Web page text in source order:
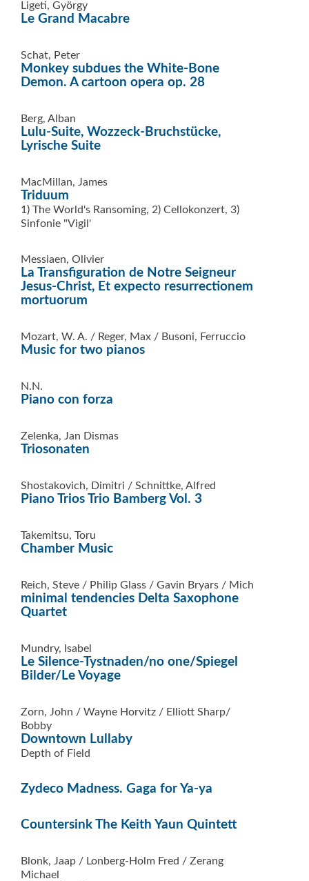
Ligeti, György
Le Grand Macabre
Schat, Peter
Monkey subdues the White-Bone
Demon. A cartoon opera op. 28
Berg, Alban
Lulu-Suite, Wozzeck-Bruchstücke,
Lyrische Suite
MacMillan, James
Triduum
1) The World's Ransoming, 2) Cellokonzert, 3)
Sinfonie "Vigil'
Messiaen, Olivier
La Transfiguration de Notre Seigneur
Jesus-Christ, Et expecto resurrectionem
mortuorum
Mozart, W. A. / Reger, Max / Busoni, Ferruccio
Music for two pianos
N.N.
Piano con forza
Zelenka, Jan Dismas
Triosonaten
Shostakovich, Dimitri / Schnittke, Alfred
Piano Trios Trio Bamberg Vol. 3
Takemitsu, Toru
Chamber Music
Reich, Steve / Philip Glass / Gavin Bryars / Mich
minimal tendencies Delta Saxophone
Quartet
Mundry, Isabel
Le Silence-Tystnaden/no one/Spiegel
Bilder/Le Voyage
Zorn, John / Wayne Horvitz / Elliott Sharp/
Bobby
Downtown Lullaby
Depth of Field
Zydeco Madness. Gaga for Ya-ya
Countersink The Keith Yaun Quintett
Blonk, Jaap / Lonberg-Holm Fred / Zerang
Michael